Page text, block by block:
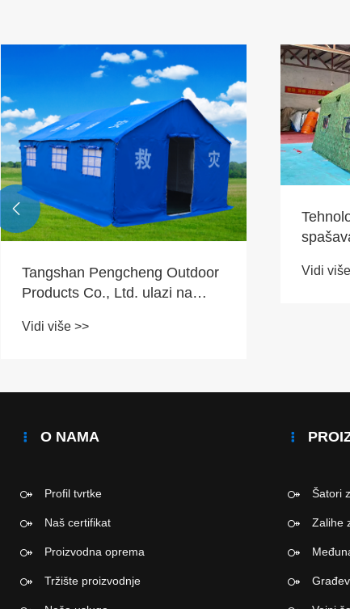
Tangshan Pengcheng Outdoor
Products Co., Ltd. ulazi na
povećao zalihe za spašavanje
Vidi više >>
Vidi

O NAMA
Profil tvrtke
Naš certifikat
Proizvodna oprema
Tržište proizvodnje
Šatori
Zalihe